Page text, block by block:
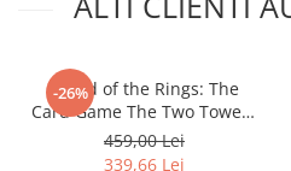
Grand Archive TCG
Alte TCG-uri
Carti singles
-26%
- Lord of the Rings: The
Card Game The Two Towers
Saga Expansion
459,00 Lei
339,66 Lei